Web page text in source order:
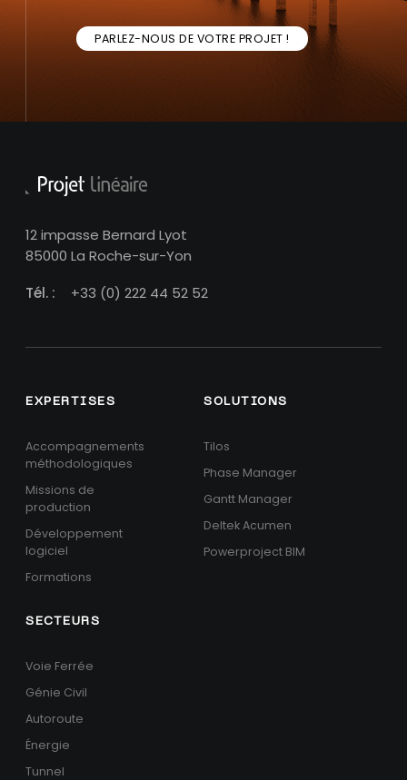
PARLEZ-NOUS DE VOTRE PROJET !
12 impasse Bernard Lyot
85000 La Roche-sur-Yon
Tél. :
+33 (0) 222 44 52 52
EXPERTISES
Accompagnements
méthodologiques
Missions de
production
Développement
logiciel
Formations
SOLUTIONS
Tilos
Phase Manager
Gantt Manager
Deltek Acumen
Powerproject BIM
SECTEURS
Voie Ferrée
Génie Civil
Autoroute
Énergie
Tunnel